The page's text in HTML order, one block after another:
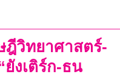
ฎีวิทยาศาสตร์-
งเติร์ก-ธน